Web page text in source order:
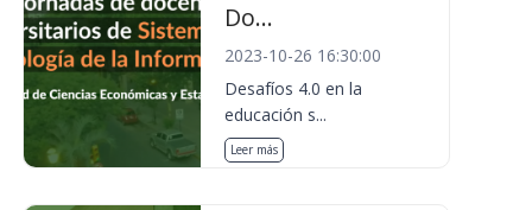
Do...
2023-10-26 16:30:00
Desafíos 4.0 en la
educación s...
Leer más